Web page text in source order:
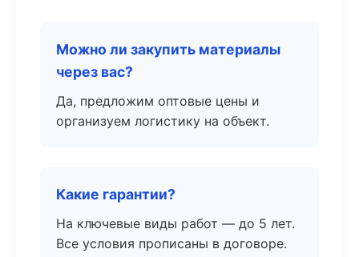
Можно ли закупить материалы
через вас?
Да, предложим оптовые цены и
организуем логистику на объект.
Какие гарантии?
На ключевые виды работ — до 5 лет.
Все условия прописаны в договоре.